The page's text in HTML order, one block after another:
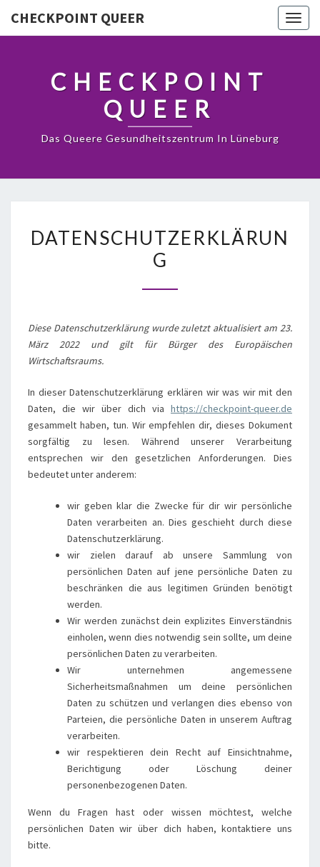
CHECKPOINT QUEER
CHECKPOINT
QUEER
Das Queere Gesundheitszentrum In Lüneburg
DATENSCHUTZERKLÄRUN
G
Diese Datenschutzerklärung wurde zuletzt aktualisiert am 23.
März 2022 und gilt für Bürger des Europäischen
Wirtschaftsraums.
In dieser Datenschutzerklärung erklären wir was wir mit den
Daten, die wir über dich via https://checkpoint-queer.de
gesammelt haben, tun. Wir empfehlen dir, dieses Dokument
sorgfältig zu lesen. Während unserer Verarbeitung
entsprechen wir den gesetzlichen Anforderungen. Dies
bedeutet unter anderem:
wir geben klar die Zwecke für dir wir persönliche
Daten verarbeiten an. Dies geschieht durch diese
Datenschutzerklärung.
wir zielen darauf ab unsere Sammlung von
persönlichen Daten auf jene persönliche Daten zu
beschränken die aus legitimen Gründen benötigt
werden.
Wir werden zunächst dein explizites Einverständnis
einholen, wenn dies notwendig sein sollte, um deine
persönlichen Daten zu verarbeiten.
Wir unternehmen angemessene
Sicherheitsmaßnahmen um deine persönlichen
Daten zu schützen und verlangen dies ebenso von
Parteien, die persönliche Daten in unserem Auftrag
verarbeiten.
wir respektieren dein Recht auf Einsichtnahme,
Berichtigung oder Löschung deiner
personenbezogenen Daten.
Wenn du Fragen hast oder wissen möchtest, welche
persönlichen Daten wir über dich haben, kontaktiere uns
bitte.